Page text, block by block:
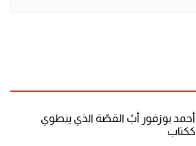
أحمد بوزفور أبُ القصّة الذي ينطوي
ككتاب